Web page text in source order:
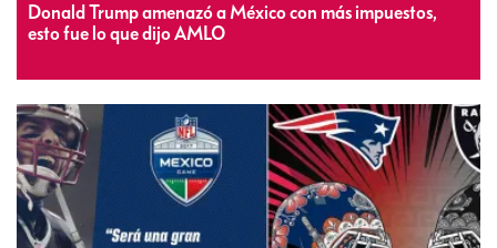
Donald Trump amenazó a México con más impuestos,
esto fue lo que dijo AMLO